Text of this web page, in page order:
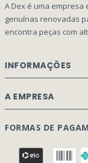
A Dex é uma
genuínas renovadas
encontra peças com
INFORMAÇÕES
Aviso de privacidade
A EMPRESA
Página Principal
Quem Somos
FORMAS DE